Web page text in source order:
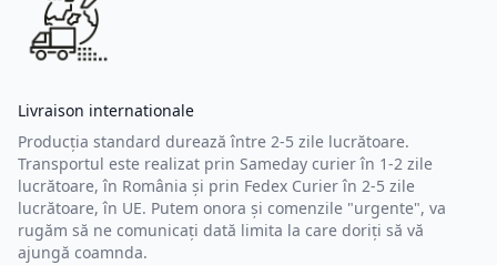
Livraison internationale
Producția standard durează între 2-5 zile lucrătoare.
Transportul este realizat prin Sameday curier în 1-2 zile
lucrătoare, în România și prin Fedex Curier în 2-5 zile
lucrătoare, în UE. Putem onora și comenzile "urgente", va
rugăm să ne comunicați dată limita la care doriți să vă
ajungă coamnda.